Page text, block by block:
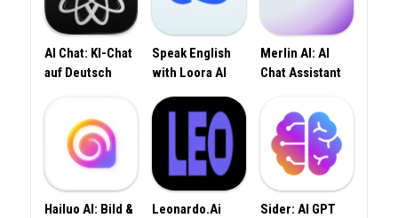
AI Chat: KI-Chat
auf Deutsch
Speak English
with Loora AI
Merlin AI: AI
Chat Assistant
Hailuo AI: Bild &
Leonardo.Ai
Sider: AI GPT